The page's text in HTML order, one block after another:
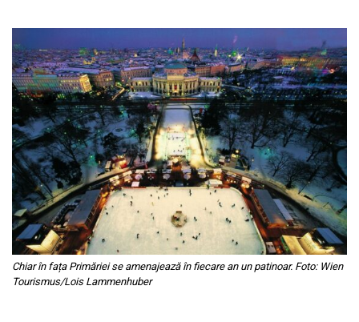
Chiar în fața Primăriei se amenajează în fiecare an un patinoar. Foto: Wien
Tourismus/Lois Lammenhuber